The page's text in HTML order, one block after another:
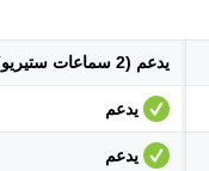
يدعم (2 سماعات ستيريو)
يدعم
يدعم